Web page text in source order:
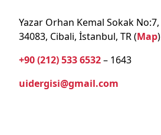
Yazar Orhan Kemal Sokak No:7,
34083, Cibali, İstanbul, TR (Map)
+90 (212) 533 6532– 1643
uidergisi@gmail.com